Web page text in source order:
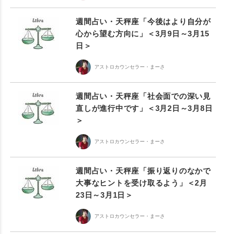
週間占い・天秤座「今後はより自分が
心から望む方向に」＜3月9日～3月15
日＞
アストロカウンセラー・まーさ
週間占い・天秤座「社会面での深い見
直しが進行中です」＜3月2日～3月8日
＞
アストロカウンセラー・まーさ
週間占い・天秤座「振り返りのなかで
大事なヒントを受け取るよう」＜2月
23日～3月1日＞
アストロカウンセラー・まーさ